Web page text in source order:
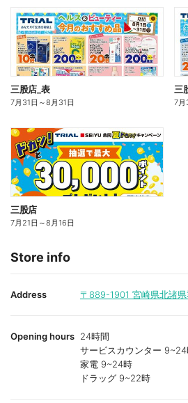
三股店_表
7月31日 ～8月31日
三
7月
三股店
7月21日 ～8月16日
Store info
Address 〒889-1901 宮崎県北諸
Opening hours 24時間
サービスカウンター
家電 9~24時
ドラッグ 9~22時